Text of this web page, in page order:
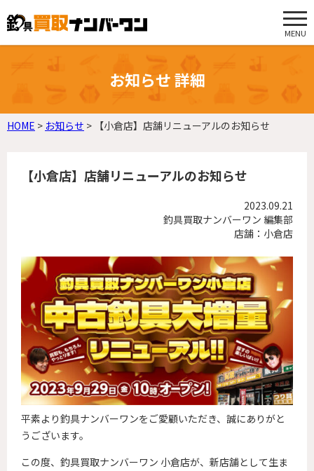
MENU
お知らせ 詳細
HOME > お知らせ > 【小倉店】店舗リニューアルのお知らせ
【小倉店】店舗リニューアルのお知らせ
2023.09.21
釣具買取ナンバーワン 編集部
店舗：小倉店
平素より釣具ナンバーワンをご愛顧いただき、誠にありがと
うございます。
この度、釣具買取ナンバーワン 小倉店が、新店舗として生ま